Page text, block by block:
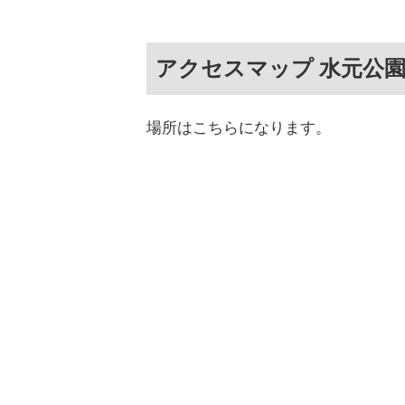
アクセスマップ 水元公園
場所はこちらになります。